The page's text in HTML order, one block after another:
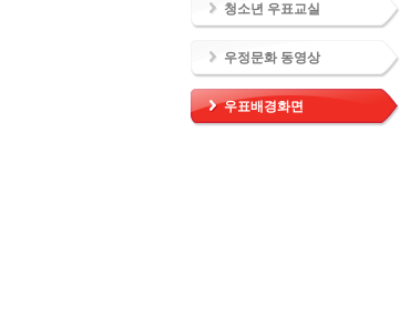
청소년 우표교실
우정문화 동영상
우표배경화면